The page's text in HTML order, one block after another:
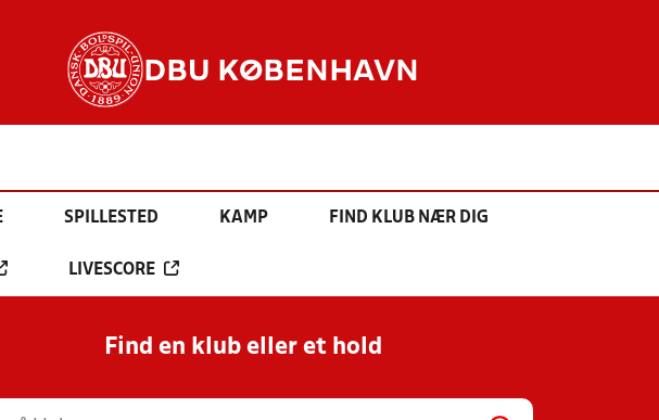
DBU KØBENHAVN
SPILLESTED KAMP FIND KLUB NÆR DIG
LIVESCORE
Find en klub eller et hold